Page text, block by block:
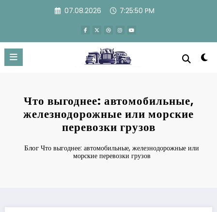
07.08.2026 7:25:51 PM
Что выгоднее: автомобильные,
железнодорожные или морские
перевозки грузов
Блог Что выгоднее: автомобильные, железнодорожные или
морские перевозки грузов